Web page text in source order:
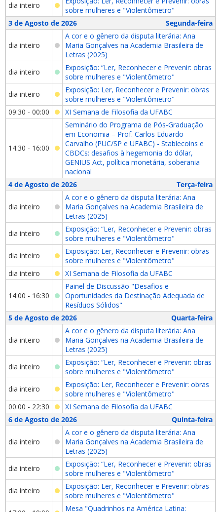
dia inteiro
sobre mulheres e "Violentômetro"
3 de Agosto de 2026
Segunda-feira
dia inteiro
A cor e o gênero da disputa literária: Ana
Maria Gonçalves na Academia Brasileira de
Letras (2025)
dia inteiro
Exposição: “Ler, Reconhecer e Prevenir: obras
sobre mulheres e "Violentômetro"
dia inteiro
Exposição: Ler, Reconhecer e Prevenir: obras
sobre mulheres e "Violentômetro"
09:30 - 00:00
XI Semana de Filosofia da UFABC
14:30 - 16:00
Seminário do Programa de Pós-Graduação
em Economia – Prof. Carlos Eduardo
Carvalho (PUC/SP e UFABC) - Stablecoins e
CBDCs: desafios à hegemonia do dólar,
GENIUS Act, política monetária, soberania
nacional
4 de Agosto de 2026
Terça-feira
dia inteiro
A cor e o gênero da disputa literária: Ana
Maria Gonçalves na Academia Brasileira de
Letras (2025)
dia inteiro
Exposição: “Ler, Reconhecer e Prevenir: obras
sobre mulheres e "Violentômetro"
dia inteiro
Exposição: Ler, Reconhecer e Prevenir: obras
sobre mulheres e "Violentômetro"
dia inteiro
XI Semana de Filosofia da UFABC
14:00 - 16:30
Painel de Discussão "Desafios e
Oportunidades da Destinação Adequada de
Resíduos Sólidos"
5 de Agosto de 2026
Quarta-feira
dia inteiro
A cor e o gênero da disputa literária: Ana
Maria Gonçalves na Academia Brasileira de
Letras (2025)
dia inteiro
Exposição: “Ler, Reconhecer e Prevenir: obras
sobre mulheres e "Violentômetro"
dia inteiro
Exposição: Ler, Reconhecer e Prevenir: obras
sobre mulheres e "Violentômetro"
00:00 - 22:30
XI Semana de Filosofia da UFABC
6 de Agosto de 2026
Quinta-feira
dia inteiro
A cor e o gênero da disputa literária: Ana
Maria Gonçalves na Academia Brasileira de
Letras (2025)
dia inteiro
Exposição: “Ler, Reconhecer e Prevenir: obras
sobre mulheres e "Violentômetro"
dia inteiro
Exposição: Ler, Reconhecer e Prevenir: obras
sobre mulheres e "Violentômetro"
Mesa "Quadrinhos na América Latina: